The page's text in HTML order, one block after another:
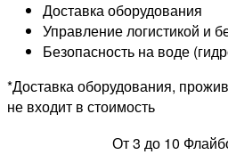
Доставка оборудования
Управление логистикой и
Безопасность на воде
*Доставка оборудования,
не входит в стоимость
От 3 до 10